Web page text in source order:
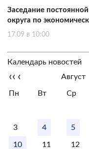
Заседание
округа по
17.09 в 10:00
Календарь новостей
‹‹ ‹ Август
Пн Вт Ср
3 4 5
10 11 12